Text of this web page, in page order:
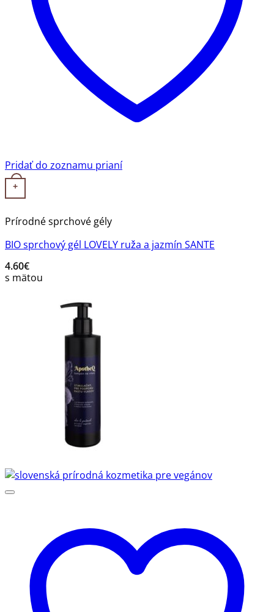
Pridať do zoznamu prianí
+
Prírodné sprchové gély
BIO sprchový gél LOVELY ruža a jazmín SANTE
4.60€
s mätou